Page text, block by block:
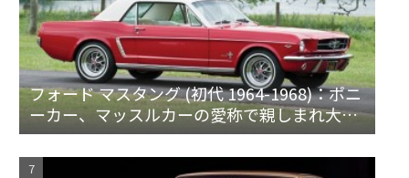
フォード マスタング (初代 1964-1968)：ポニ
ーカー、マッスルカーの愛称で親しまれ大ヒ
ット